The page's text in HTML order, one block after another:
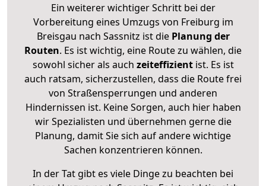
Ein weiterer wichtiger Schritt bei der
Vorbereitung eines Umzugs von Freiburg im
Breisgau nach Sassnitz ist diePlanung der
Routen. Es ist wichtig, eine Route zu wählen, die
sowohl sicher als auch zeiteffizientist. Es ist
auch ratsam, sicherzustellen, dass die Route frei
von Straßensperrungen und anderen
Hindernissen ist. Keine Sorgen, auch hier haben
wir Spezialisten und übernehmen gerne die
Planung, damit Sie sich auf andere wichtige
Sachen konzentrieren können.
In der Tat gibt es viele Dinge zu beachten bei